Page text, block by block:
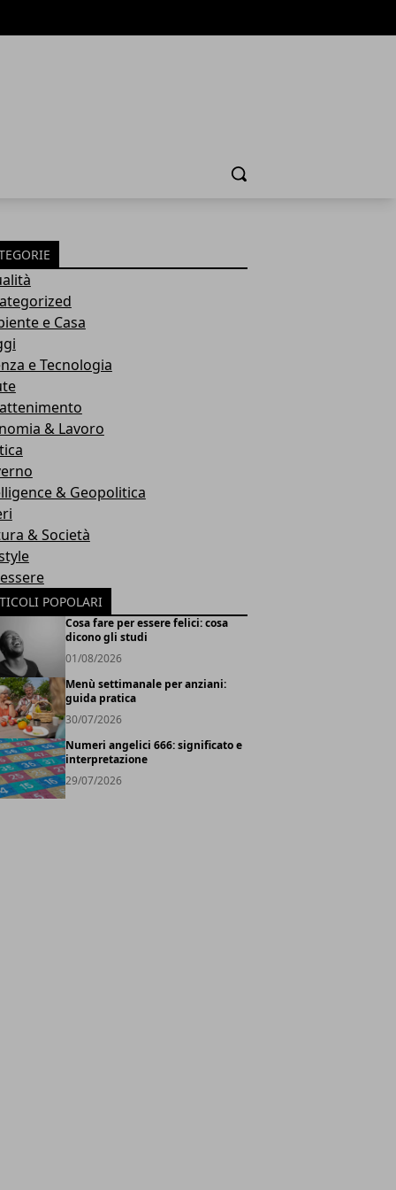
Cerca
e Casa
e Tecnologia
& Lavoro
& Geopolitica
& Società
POPOLARI
Cosa fare per essere felici: cosa
dicono gli studi
01/08/2026
Menù settimanale per anziani:
guida pratica
30/07/2026
Numeri angelici 666: significato e
interpretazione
29/07/2026